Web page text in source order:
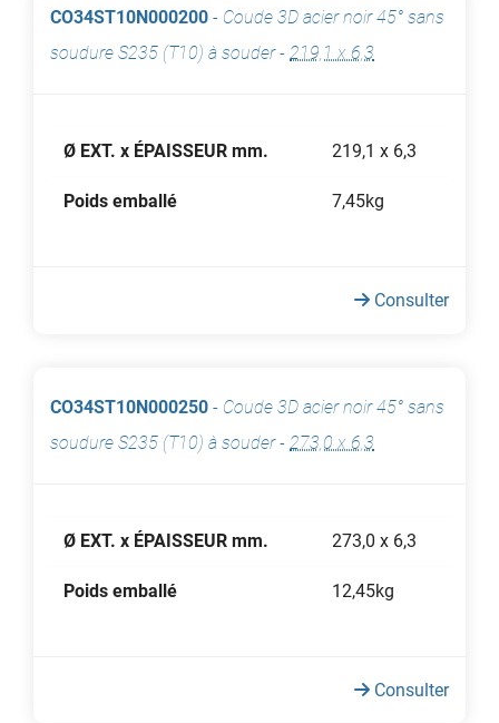
CO34ST10N000200 - Coude 3D acier noir 45° sans
soudure S235 (T10) à souder- 219,1 x 6,3
Ø EXT. x ÉPAISSEUR mm. 219,1 x 6,3
Poids emballé 7,45kg
Consulter
CO34ST10N000250 - Coude 3D acier noir 45° sans
soudure S235 (T10) à souder- 273,0 x 6,3
Ø EXT. x ÉPAISSEUR mm. 273,0 x 6,3
Poids emballé 12,45kg
Consulter